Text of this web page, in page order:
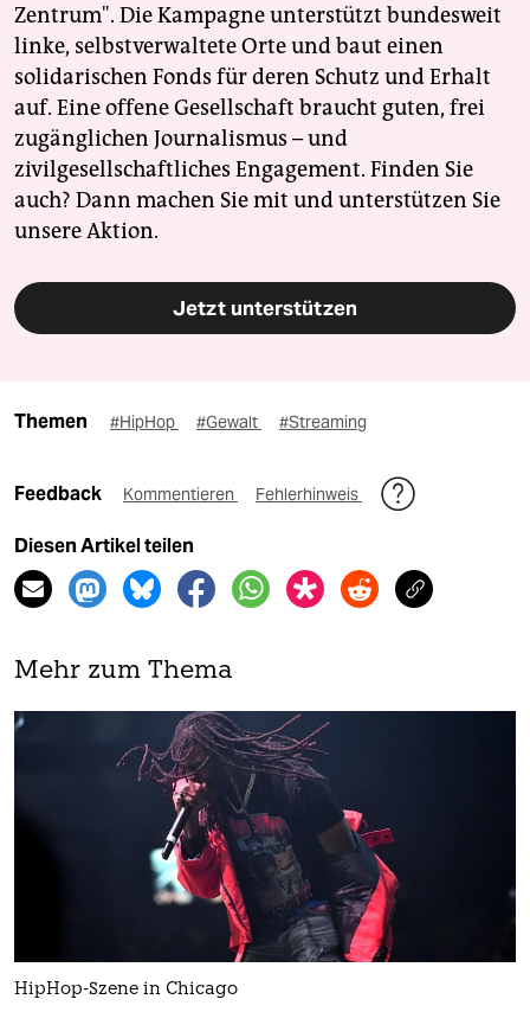
Zentrum". Die Kampagne unterstützt bundesweit
linke, selbstverwaltete Orte und baut einen
solidarischen Fonds für deren Schutz und Erhalt
auf. Eine offene Gesellschaft braucht guten, frei
zugänglichen Journalismus – und
zivilgesellschaftliches Engagement. Finden Sie
auch? Dann machen Sie mit und unterstützen Sie
unsere Aktion.
Jetzt unterstützen
Themen #HipHop #Gewalt #Streaming
Feedback Kommentieren Fehlerhinweis
Diesen Artikel teilen
Mehr zum Thema
HipHop-Szene in Chicago